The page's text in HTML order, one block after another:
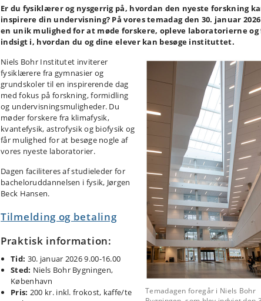
Er du fysiklærer og nysgerrig på, hvordan den nyeste forskning
inspirere din undervisning? På vores temadag den 30. januar
en unik mulighed for at møde forskere, opleve laboratorierne og
indsigt i, hvordan du og dine elever kan besøge instituttet.
Temadagen foregår i Niels Bohr
Niels Bohr Institutet inviterer
fysiklærere fra gymnasier og
grundskoler til en inspirerende dag
med fokus på forskning, formidling
og undervisningsmuligheder. Du
møder forskere fra klimafysik,
kvantefysik, astrofysik og biofysik og
får mulighed for at besøge nogle af
vores nyeste laboratorier.
Dagen faciliteres af studieleder for
bacheloruddannelsen i fysik, Jørgen
Beck Hansen.
Tilmelding og betaling
Praktisk information:
Tid: 30. januar 2026 9.00-16.00
Sted: Niels Bohr Bygningen,
København
Pris: 200 kr. inkl. frokost, kaffe/te